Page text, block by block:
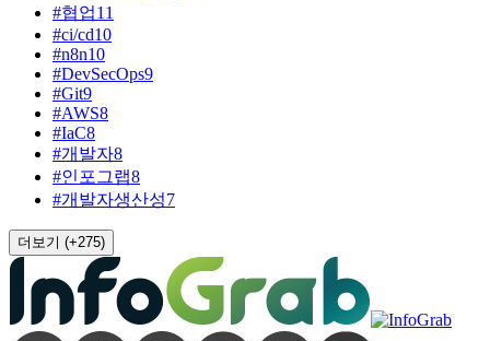
#협업11
#ci/cd10
#n8n10
#DevSecOps9
#Git9
#AWS8
#IaC8
#개발자8
#인포그랩8
#개발자생산성7
더보기 (+275)